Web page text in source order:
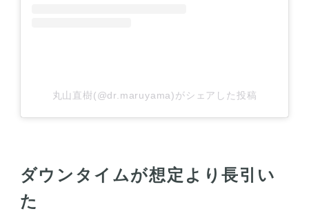
丸山直樹(@dr.maruyama)がシェアした投稿
ダウンタイムが想定より長引い
た